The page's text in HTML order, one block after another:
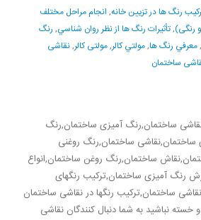
رنگ ها در تزیین خانه, انجام مراحل مختلف
رنگی),تأثيرات رنگ ها از نظر روان شناسي, رنگ
,معرفي رنگ ها,مولتي كالر,مولتی کالر,نقاشی
ساختمان
ساختمان,رنگ آمیزی ساختمان,رنگ
ساختمان,نقاشی ساختمان,رنگ روغنی
ساختمان,رنگ روغن ساختمان,انواع
رنگ آمیزی ساختمان,ترکیب رنگهای
ساختمان,ترکیب رنگها در نقاشی ساختمان
خسته نباشید به شما دنبال کنندگان نقاشی